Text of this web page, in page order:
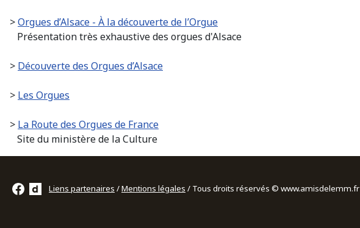
>Orgues d’Alsace - À la découverte de l’Orgue
Présentation très exhaustive des orgues d'Alsace
> Découverte des Orgues d’Alsace
> Les Orgues
> La Route des Orgues de France
Site du ministère de la Culture
Liens partenaires /Mentions légales / Tous droits réservés © www.amisdelemm.fr